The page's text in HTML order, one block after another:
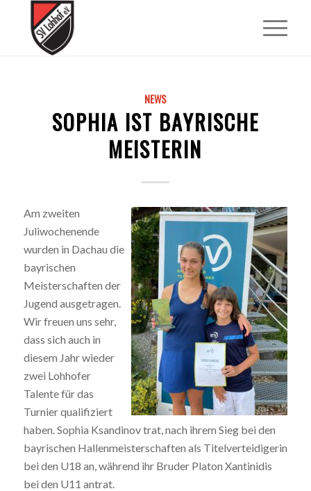
NEWS
SOPHIA IST BAYRISCHE
MEISTERIN
Am zweiten
Juliwochenende
wurden in Dachau die
bayrischen
Meisterschaften der
Jugend ausgetragen.
Wir freuen uns sehr,
dass sich auch in
diesem Jahr wieder
zwei Lohhofer
Talente für das
Turnier qualifiziert
haben. Sophia Ksandinov trat, nach ihrem Sieg bei den
bayrischen Hallenmeisterschaften als Titelverteidigerin
bei den U18 an, während ihr Bruder Platon Xantinidis
bei den U11 antrat.